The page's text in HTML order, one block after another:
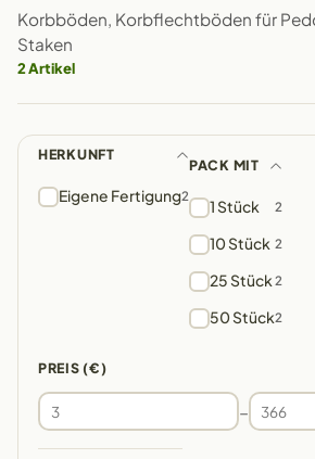
Korbböden, Korbflechtböden für
Staken
2 Artikel
HERKUNFT
Eigene Fertigung2
PACK MIT
1 Stück 2
10 Stück 2
25 Stück 2
50 Stück2
PREIS (€)
–